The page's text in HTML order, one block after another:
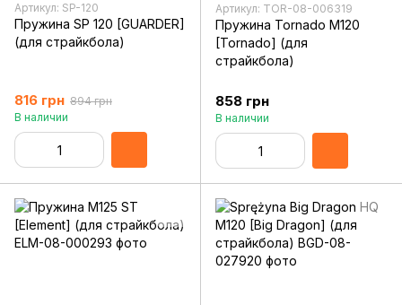
Артикул: SP-120
Пружина SP 120 [GUARDER]
(для страйкбола)
816 грн 894 грн
В наличии
Артикул: TOR-08-006319
Пружина Tornado M120
[Tornado] (для
страйкбола)
858 грн
В наличии